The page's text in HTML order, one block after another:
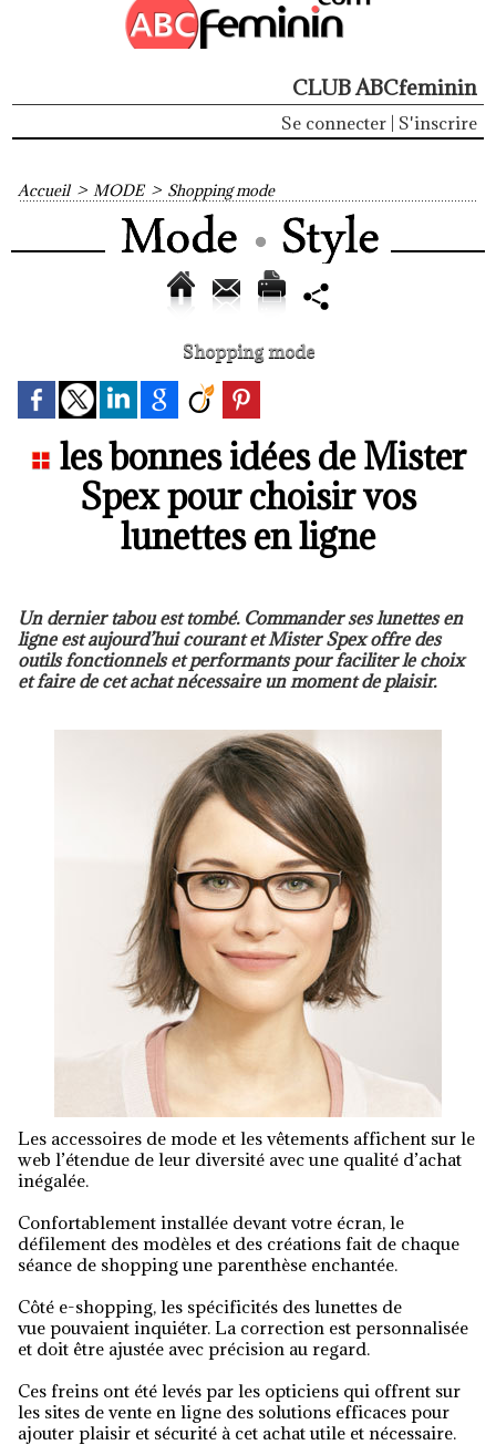
CLUB ABCfeminin
Se connecter S'inscrire
Accueil > MODE > Shopping mode
Shopping mode
les bonnes idées de Mister
Spex pour choisir vos
lunettes en ligne
Un dernier tabou est tombé. Commander ses lunettes en
ligne est aujourd’hui courant et Mister Spex offre des
outils fonctionnels et performants pour faciliter le choix
et faire de cet achat nécessaire un moment de plaisir.
Les accessoires de mode et les vêtements affichent sur le
web l’étendue de leur diversité avec une qualité d’achat
inégalée.
Confortablement installée devant votre écran, le
défilement des modèles et des créations fait de chaque
séance de shopping une parenthèse enchantée.
Côté e-shopping, les spécificités des lunettes de
vue pouvaient inquiéter. La correction est personnalisée
et doit être ajustée avec précision au regard.
Ces freins ont été levés par les opticiens qui offrent sur
les sites de vente en ligne des solutions efficaces pour
ajouter plaisir et sécurité à cet achat utile et nécessaire.